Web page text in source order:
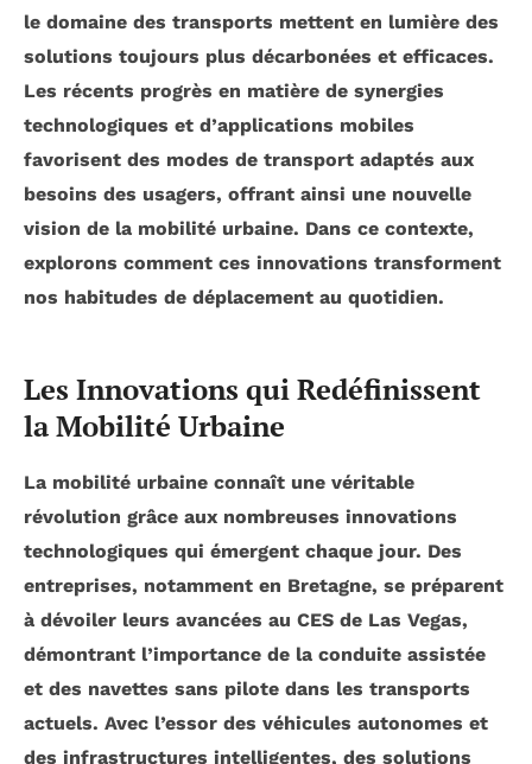
le domaine des transports mettent en lumière des
solutions toujours plus décarbonées et efficaces.
Les récents progrès en matière de synergies
technologiques et d’applications mobiles
favorisent des modes de transport adaptés aux
besoins des usagers, offrant ainsi une nouvelle
vision de la mobilité urbaine. Dans ce contexte,
explorons comment ces innovations transforment
nos habitudes de déplacement au quotidien.
Les Innovations qui Redéfinissent
la Mobilité Urbaine
La mobilité urbaine connaît une véritable
révolution grâce aux nombreuses innovations
technologiques qui émergent chaque jour. Des
entreprises, notamment en Bretagne, se préparent
à dévoiler leurs avancées au CES de Las Vegas,
démontrant l’importance de la conduite assistée
et des navettes sans pilote dans les transports
actuels. Avec l’essor des véhicules autonomes et
des infrastructures intelligentes, des solutions